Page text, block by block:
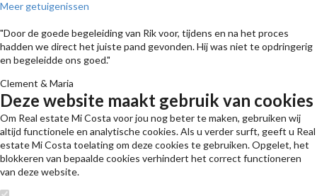
Meer getuigenissen
"Door de goede begeleiding van Rik voor, tijdens en na het proces
hadden we direct het juiste pand gevonden. Hij was niet te opdringerig
en begeleidde ons goed."
Clement & Maria
Deze website maakt gebruik van cookies
Om Real estate Mi Costa voor jou nog beter te maken, gebruiken wij
altijd functionele en analytische cookies. Als u verder surft, geeft u Real
estate Mi Costa toelating om deze cookies te gebruiken. Opgelet, het
blokkeren van bepaalde cookies verhindert het correct functioneren
van deze website.